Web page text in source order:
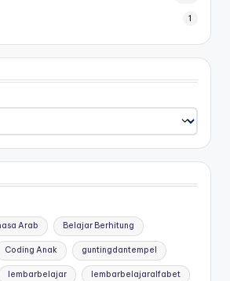
1
Arab Belajar Berhitung
Coding Anak guntingdantempel
lembarbelajar lembarbelajaralfabet